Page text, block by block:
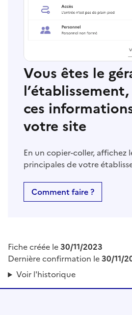
Vous êtes le
ces
votre site
En un copier-coller, affichez
principales de votre
Comment faire ?
Fiche créée le30/11/2023
Dernière confirmation le30/11/
Voir l'historique